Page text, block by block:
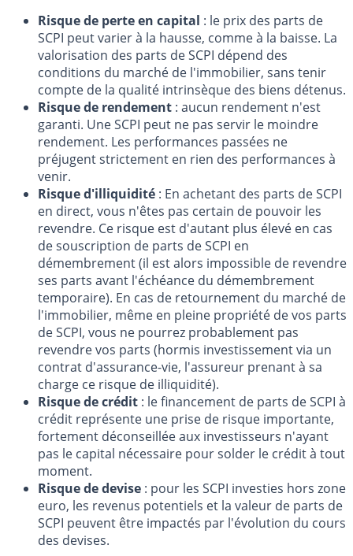
Risque de perte en capital : le prix des parts de
SCPI peut varier à la hausse, comme à la baisse. La
valorisation des parts de SCPI dépend des
conditions du marché de l'immobilier, sans tenir
compte de la qualité intrinsèque des biens détenus.
Risque de rendement : aucun rendement n'est
garanti. Une SCPI peut ne pas servir le moindre
rendement. Les performances passées ne
préjugent strictement en rien des performances à
venir.
Risque d'illiquidité : En achetant des parts de SCPI
en direct, vous n'êtes pas certain de pouvoir les
revendre. Ce risque est d'autant plus élevé en cas
de souscription de parts de SCPI en
démembrement (il est alors impossible de revendre
ses parts avant l'échéance du démembrement
temporaire). En cas de retournement du marché de
l'immobilier, même en pleine propriété de vos parts
de SCPI, vous ne pourrez probablement pas
revendre vos parts (hormis investissement via un
contrat d'assurance-vie, l'assureur prenant à sa
charge ce risque de illiquidité).
Risque de crédit : le financement de parts de SCPI à
crédit représente une prise de risque importante,
fortement déconseillée aux investisseurs n'ayant
pas le capital nécessaire pour solder le crédit à tout
moment.
Risque de devise : pour les SCPI investies hors zone
euro, les revenus potentiels et la valeur de parts de
SCPI peuvent être impactés par l'évolution du cours
des devises.